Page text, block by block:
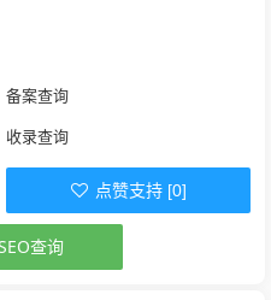
备案查询
收录查询
点赞支持 [0]
查询